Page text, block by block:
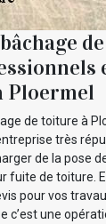
Ploermel
de toiture à
très
de la pose
fuite de toiture.
pour vos
c’est une